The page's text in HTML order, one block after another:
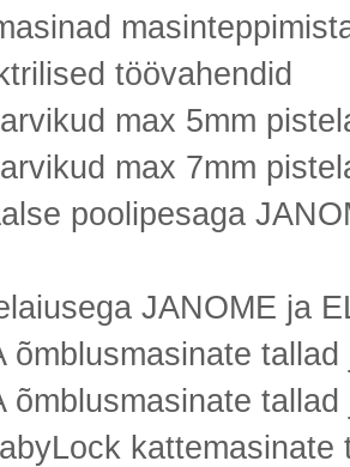
töövahendid
max 5mm
max 7mm
poolipesaga
JANOME ja
õmblusmasinate
õmblusmasinate
kattemasinate